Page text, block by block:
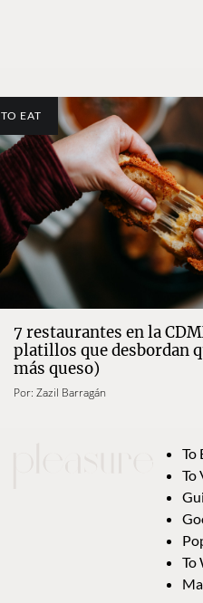
TO EAT
7 restaurantes en la
platillos que desbordan
más queso)
Por: Zazil Barragán
To
To
To